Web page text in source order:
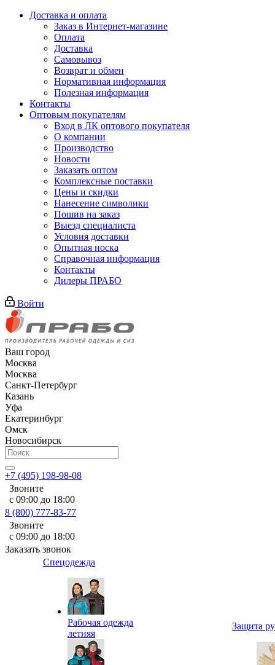
Доставка и оплата
Заказ в Интернет-магазине
Оплата
Доставка
Самовывоз
Возврат и обмен
Нормативная информация
Полезная информация
Контакты
Оптовым покупателям
Вход в ЛК оптового покупателя
О компании
Производство
Новости
Заказать оптом
Комплексные поставки
Цены и скидки
Нанесение символики
Пошив на заказ
Выезд специалиста
Условия доставки
Опытная носка
Справочная информация
Контакты
Дилеры ПРАБО
Войти
Ваш город
Москва
Москва
Санкт-Петербург
Казань
Уфа
Екатеринбург
Омск
Новосибирск
+7 (495) 198-98-08
Звоните
с 09:00 до 18:00
8 (800) 777-83-77
Звоните
с 09:00 до 18:00
Заказать звонок
Спецодежда
Рабочая одежда
летняя
Защита